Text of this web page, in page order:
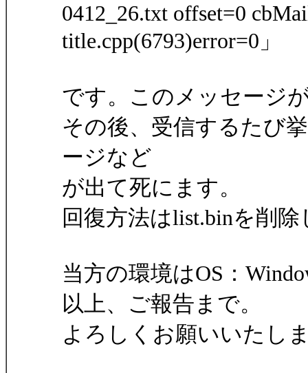
0412_26.txt offset=0
title.cpp(6793)error=0」
です。このメッセージ
その後、受信するたび
ージなど
が出て死にます。
回復方法はlist.binを削
当方の環境はOS：
以上、ご報告まで。
よろしくお願いいたし